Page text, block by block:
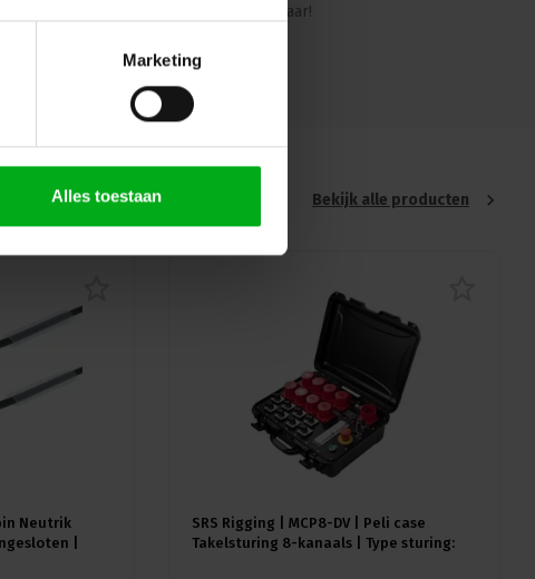
Marketing
Alles toestaan
Ons team staat graag voor je klaar!
Bekijk alle producten
Neutrik
|
SRS Rigging | MCP8-DV | Peli case
Takelsturing 8-kanaals | Type sturing: